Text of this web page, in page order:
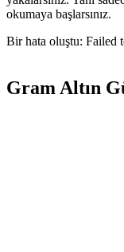
okumaya başlarsınız.
Bir hata oluştu: Failed
Gram Altın